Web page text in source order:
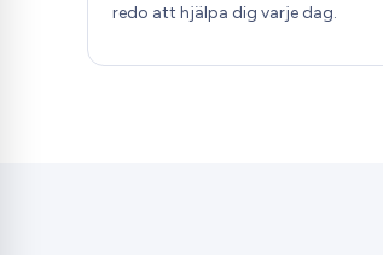
redo att hjälpa dig varje dag.